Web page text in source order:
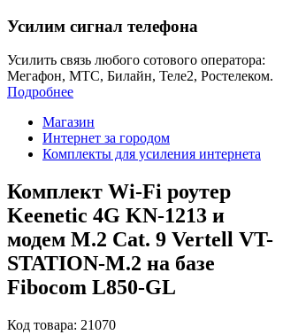
Усилим сигнал телефона
Усилить связь любого сотового оператора:
Мегафон, МТС, Билайн, Теле2, Ростелеком.
Подробнее
Магазин
Интернет за городом
Комплекты для усиления интернета
Комплект Wi-Fi роутер
Keenetic 4G KN-1213 и
модем M.2 Cat. 9 Vertell VT-
STATION-M.2 на базе
Fibocom L850-GL
Код товара: 21070